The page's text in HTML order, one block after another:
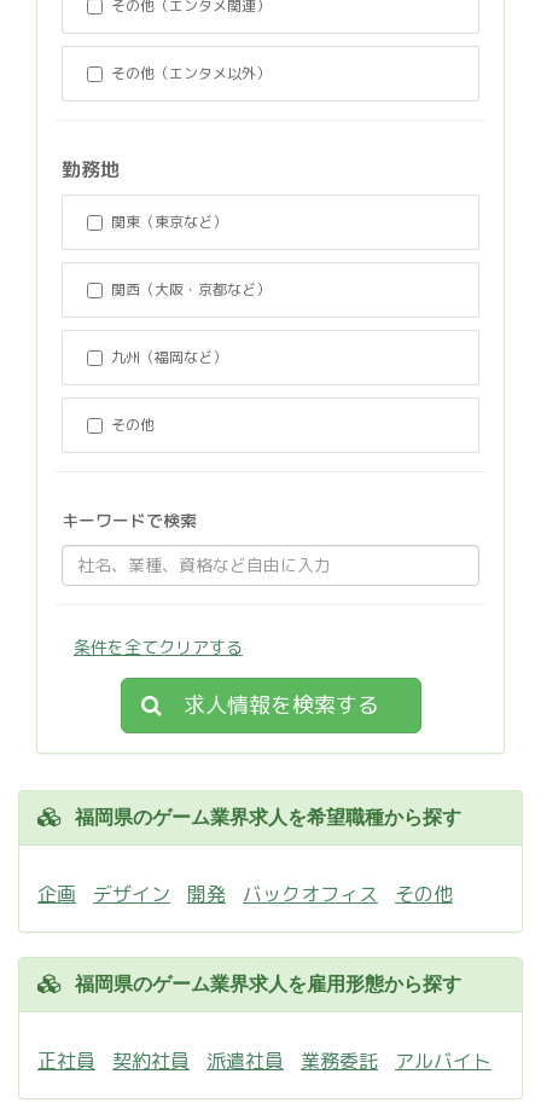
その他（エンタメ関連）
その他（エンタメ以外）
勤務地
関東（東京など）
関西（大阪・京都など）
九州（福岡など）
その他
キーワードで検索
条件を全てクリアする
求人情報を検索する
福岡県のゲーム業界求人を希望職種から探す
企画 デザイン 開発 バックオフィス その他
福岡県のゲーム業界求人を雇用形態から探す
正社員 契約社員 派遣社員 業務委託 アルバイト